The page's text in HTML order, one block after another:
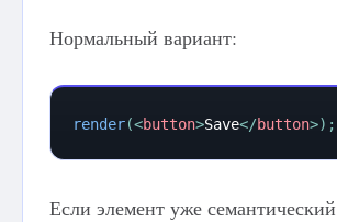
Нормальный вариант:
render(<button>Save</button>) ;
Если элемент уже